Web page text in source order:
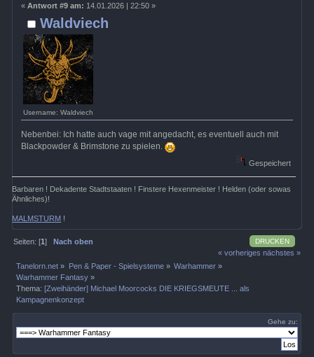
Waldviech
Username: Waldviech
« Antwort #9 am: 14.01.2026 | 22:50 »
Nebenbei: Ich hatte auch vage mit angedacht, es eventuell auch mit
Blackpowder & Brimstone zu spielen.
Gespeichert
Barbaren ! Dekadente Stadtstaaten ! Finstere Hexenmeister ! Helden (oder sowas
Ähnliches)!
MALMSTURM !
DRUCKEN
Seiten: [1]
Nach oben
« vorheriges nächstes »
Tanelorn.net » Pen & Paper - Spielsysteme» Warhammer »
Warhammer Fantasy »
Thema:[Zweihänder] Michael Moorcocks DIE KRIEGSMEUTE ... als
Kampagnenkonzept
Gehe zu: